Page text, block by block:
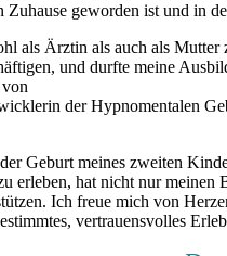
geworden ist und in
als Ärztin als auch als Mutter
und durfte meine
der Hypnomentalen
Geburt meines zweiten
hat nicht nur meinen
Ich freue mich von
vertrauensvolles